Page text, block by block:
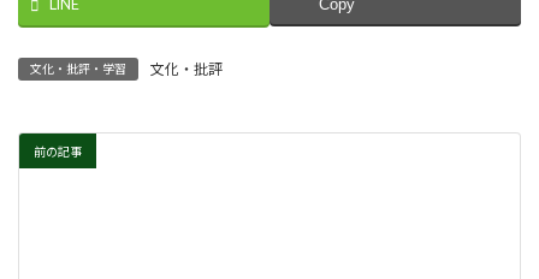
LINE Copy
文化・批評・学習 文化・批評
前の記事